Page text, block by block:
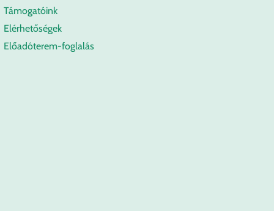
Támogatóink
Elérhetőségek
Előadóterem-foglalás